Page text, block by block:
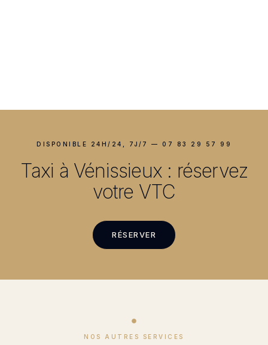
DISPONIBLE 24H/24, 7J/7 — 07 83 29 57 99
Taxi à Vénissieux : réservez
votre VTC
RÉSERVER
NOS AUTRES SERVICES